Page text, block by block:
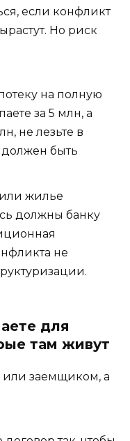
если конфликт
Но риск
на полную
за 5 млн, а
не лезьте в
быть
жилье
должны банку
не
для
там живут
или заемщиком, а